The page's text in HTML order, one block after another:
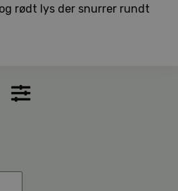
rødt lys der snurrer rundt